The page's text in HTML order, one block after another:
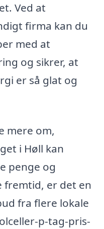
Ved at
firma kan du
med at
og sikrer, at
er så glat og
mere om,
i Høll kan
penge og
fremtid, er det en
fra flere lokale
p-tag-pris-